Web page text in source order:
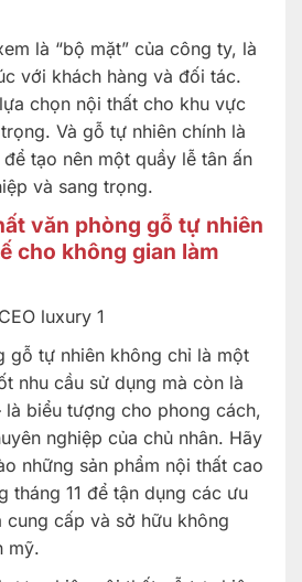
là “bộ mặt” của công ty, là
với khách hàng và đối tác.
chọn nội thất cho khu vực
Và gỗ tự nhiên chính là
tạo nên một quầy lễ tân ấn
và sang trọng.
văn phòng gỗ tự nhiên
cho không gian làm
gỗ tự nhiên không chỉ là một
nhu cầu sử dụng mà còn là
biểu tượng cho phong cách,
nghiệp của chủ nhân. Hãy
những sản phẩm nội thất cao
tháng 11 để tận dụng các ưu
cấp và sở hữu không
mỹ.